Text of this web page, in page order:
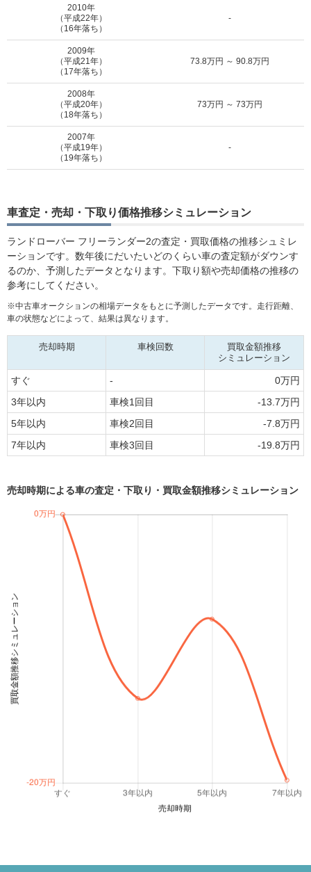
2010年
（平成22年）
（16年落ち）
-
2009年
（平成21年）
（17年落ち）
73.8万円 ～ 90.8万円
2008年
（平成20年）
（18年落ち）
73万円 ～ 73万円
2007年
（平成19年）
（19年落ち）
-
車査定・売却・下取り価格推移シミュレーション
ランドローバー フリーランダー2の査定・買取価格の推移シュミレ
ーションです。数年後にだいたいどのくらい車の査定額がダウンす
るのか、予測したデータとなります。下取り額や売却価格の推移の
参考にしてください。
※中古車オークションの相場データをもとに予測したデータです。走行距離、
車の状態などによって、結果は異なります。
売却時期 車検回数
買取金額推移
シミュレーション
すぐ -
0万円
3年以内
車検1回目
-13.7万円
5年以内
車検2回目
-7.8万円
7年以内
車検3回目 -19.8万円
売却時期による車の査定・下取り・買取金額推移シミュレーション